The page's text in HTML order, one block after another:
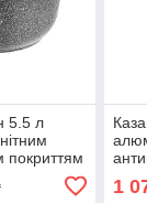
5.5 л
покриттям
(EB-3979)
см,
1